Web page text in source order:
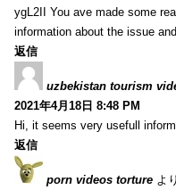
ygL2II You ave made some
information about the issue
返信
uzbekistan tourism
2021年4月18日 8:48 PM
Hi, it seems very usefull
返信
porn videos torture よ